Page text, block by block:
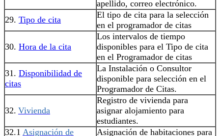
apellido, correo electrónico.
29. Tipo de cita
El tipo de cita para la selección
en el programador de citas
30. Hora de la cita
Los intervalos de tiempo
disponibles para el Tipo de cita
en el Programador de citas
31. Disponibilidad de
citas
La Instalación o Consultor
disponible para selección en el
Programador de Citas.
32. Vivienda
Registro de vivienda para
asignar alojamiento para
estudiantes.
32.1 Asignación de
Asignación de habitaciones para